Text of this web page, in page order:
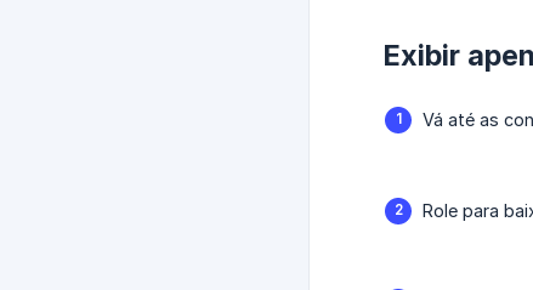
Exibir
Vá até as
Role para